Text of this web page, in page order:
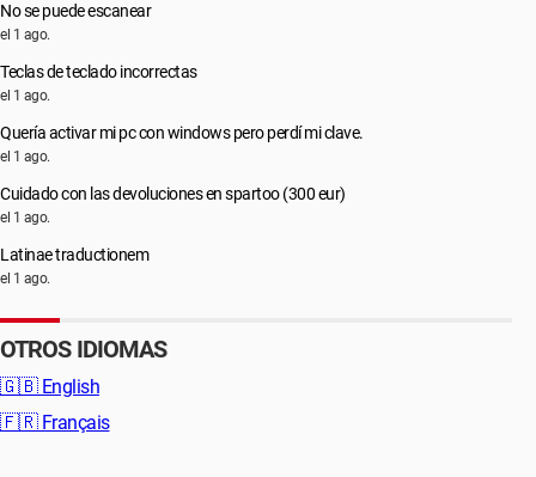
No se puede escanear
el 1 ago.
Teclas de teclado incorrectas
el 1 ago.
Quería activar mi pc con windows pero perdí mi clave.
el 1 ago.
Cuidado con las devoluciones en spartoo (300 eur)
el 1 ago.
Latinae traductionem
el 1 ago.
OTROS IDIOMAS
🇬🇧 English
🇫🇷 Français